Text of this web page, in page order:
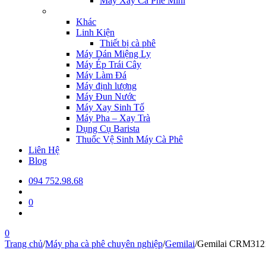
Khác
Linh Kiện
Thiết bị cà phê
Máy Dán Miệng Ly
Máy Ép Trái Cây
Máy Làm Đá
Máy định lượng
Máy Đun Nước
Máy Xay Sinh Tố
Máy Pha – Xay Trà
Dụng Cụ Barista
Thuốc Vệ Sinh Máy Cà Phê
Liên Hệ
Blog
094 752.98.68
0
0
Trang chủ/Máy pha cà phê chuyên nghiệp/Gemilai/Gemilai